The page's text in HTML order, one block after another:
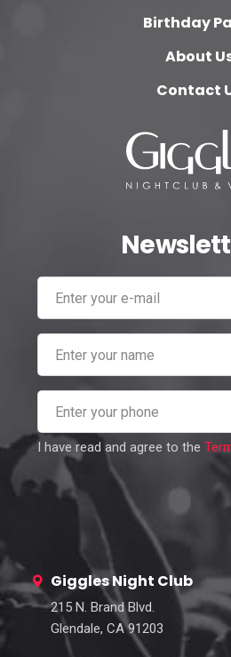
Birthday
About
Contact
I have read and agree to the
Giggles Night Club
215 N. Brand Blvd.
Glendale, CA 91203